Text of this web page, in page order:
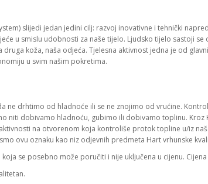
slijedi jedan jedini cilj: razvoj inovativne i tehnički
u smislu udobnosti za naše tijelo. Ljudsko tijelo sastoji
koža, naša odjeća. Tjelesna aktivnost jedna je od
u svim našim pokretima.
ne drhtimo od hladnoće ili se ne znojimo od vrućine.
niti dobivamo hladnoću, gubimo ili dobivamo toplinu.
na otvorenom koja kontroliše protok topline u/iz
ovu oznaku kao niz odjevnih predmeta Hart vrhunske
se posebno može poručiti i nije uključena u cijenu.